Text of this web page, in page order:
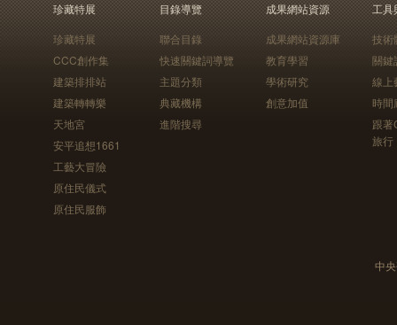
珍藏特展
珍藏特展
CCC創作集
建築排排站
建築轉轉樂
天地宮
安平追想1661
工藝大冒險
原住民儀式
原住民服飾
目錄導覽
聯合目錄
快速關鍵詞導覽
主題分類
典藏機構
進階搜尋
成果網站資源
成果網站資源庫
教育學習
學術研究
創意加值
工具
技術
關鍵
線上
時間
跟
旅行
中